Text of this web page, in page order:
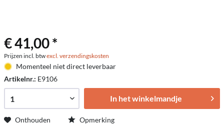
€ 41,00 *
Prijzen incl. btwexcl. verzendingskosten
Momenteel niet direct leverbaar
Artikelnr.: E9106
In het winkelmandje
Onthouden Opmerking